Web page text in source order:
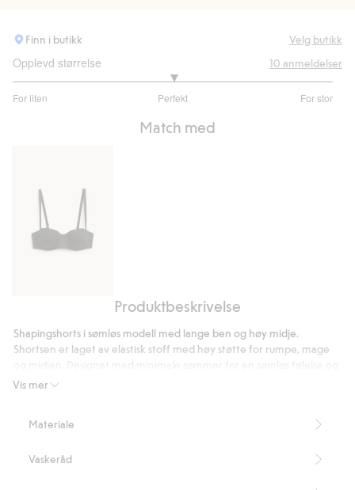
Finn i butikk Velg butikk
Opplevd størrelse
For liten Perfekt For stor
av
10 anmeldelser
Match med
Produktbeskrivelse
Vis mer
Shapingshorts i sømløs modell med lange ben og høy midje.
Shortsen er laget av elastisk stoff med høy støtte for rumpe, mage
minimal synlighet under klærne.
Høy midje
Inneholder 82 % resirkulert polyamid
Materiale
Vaskeråd